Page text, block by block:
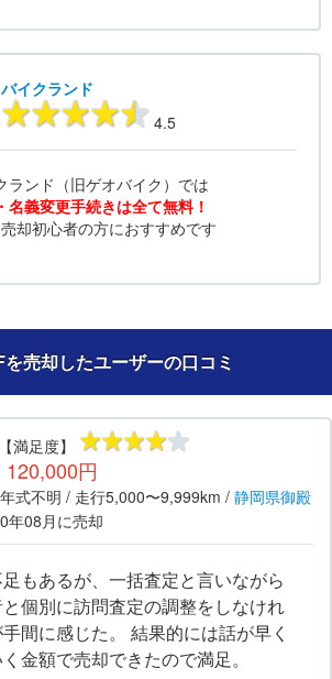
バイクランド
4.5
ランド（旧ゲオバイク）では
名義変更手続きは全て無料！
却初心者の方におすすめです
売却したユーザーの口コミ
【満足度】
120,000円
式不明 / 走行5,000〜9,999km / 静岡県御殿
年08月 に売却
もあるが、一括査定と言いながら
個別に訪問査定の調整をしなけれ
間に感じた。 結果的には話が早く
金額で売却できたので満足。